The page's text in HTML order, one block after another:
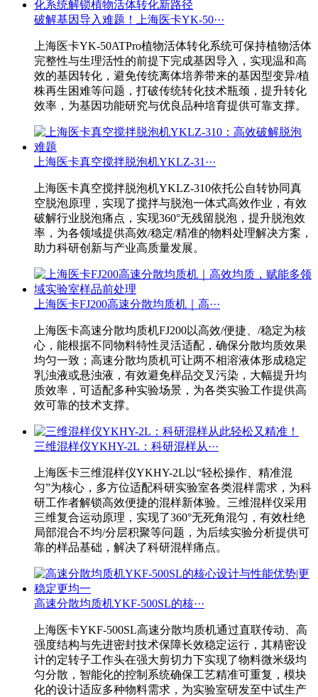
破解基因导入难题！上海医卡YK-50···
上海医卡YK-50ATPro植物活体转化系统可保持植物活体
完整性与生理活性的前提下完成基因导入，实现温和高
效的基因转化，避免传统离体培养带来的基因型变异/植
株再生困难等问题，打破传统转化技术瓶颈，提升转化
效率，为基因功能研究与优良品种培育提供可靠支撑。
上海医卡真空搅拌脱泡机YKLZ-31···
上海医卡真空搅拌脱泡机YKLZ-310依托公自转协同真
空脱泡原理，实现了搅拌与脱泡一体式高效作业，有效
破解行业脱泡痛点，实现360°无残留脱泡，提升脱泡效
率，为各领域提供高效/稳定/精准的物料处理解决方案，
助力科研创新与产业高质量发展。
上海医卡FJ200高速分散均质机｜高···
上海医卡高速分散均质机FJ200以高效/便捷、/稳定为核
心，能根据不同物料特性灵活适配，确保分散均质效果
均匀一致；高速分散均质机可让两不相溶液体形成稳定
乳浊液或悬浊液，有效避免样品交叉污染，大幅提升均
质效率，可适配多种实验场景，为各类实验工作提供高
效可靠的技术支撑。
三维混样仪YKHY-2L：科研混样从···
上海医卡三维混样仪YKHY-2L以“轻松操作、精准混
匀”为核心，多方位适配科研实验室各类混样需求，为科
研工作者解锁高效便捷的混样新体验。三维混样仪采用
三维复合运动原理，实现了360°无死角混匀，有效杜绝
局部混合不均/分层积聚等问题，为后续实验分析提供可
靠的样品基础，解决了科研混样痛点。
高速分散均质机YKF-500SL的核···
上海医卡YKF-500SL高速分散均质机通过直联传动、高
强度结构与先进密封技术保障长效稳定运行，其精密设
计的定转子工作头在强大剪切力下实现了物料微米级均
匀分散，智能化的控制系统确保工艺精准可重复，模块
化的设计适应多种物料需求，为实验室研发至中试生产